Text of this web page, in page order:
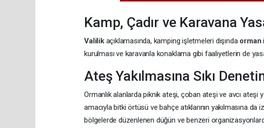
Kamp, Çadır ve Karavana
Valilik açıklamasında, kamping işletmeleri dışında orman
kurulması ve karavanla konaklama gibi faaliyetlerin de
Ateş Yakılmasına Sıkı
Ormanlık alanlarda piknik ateşi, çoban ateşi ve avcı ateşi
amacıyla bitki örtüsü ve bahçe atıklarının yakılmasına da
bölgelerde düzenlenen düğün ve benzeri